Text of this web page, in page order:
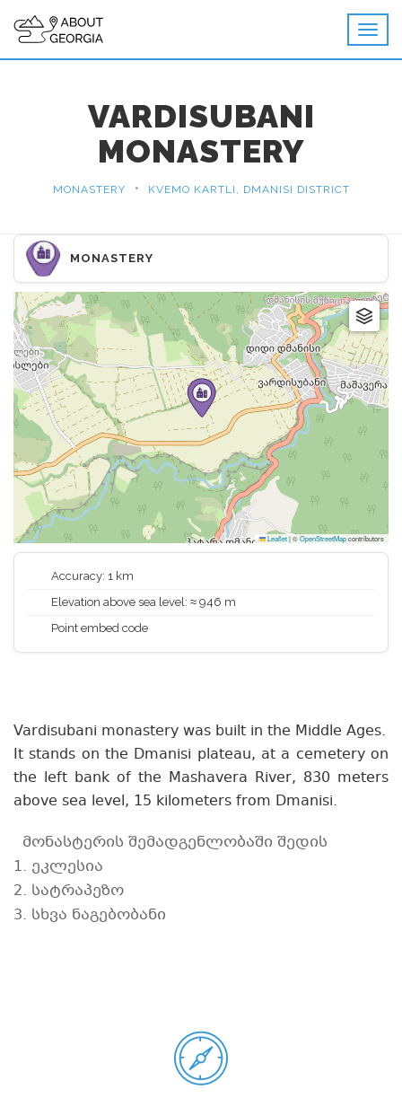
VARDISUBANI
MONASTERY
MONASTERY • KVEMO KARTLI, DMANISI DISTRICT
MONASTERY
Leaflet|©OpenStreetMapcontributors
Accuracy: 1 km
Elevation above sea level: ≈ 946 m
Point embed code
Vardisubani monastery was built in the Middle Ages.
It stands on the Dmanisi plateau, at a cemetery on
the left bank of the Mashavera River, 830 meters
above sea level, 15 kilometers from Dmanisi.
მონასტერის შემადგენლობაში შედის
1. ეკლესია
2. სატრაპეზო
3. სხვა ნაგებობანი